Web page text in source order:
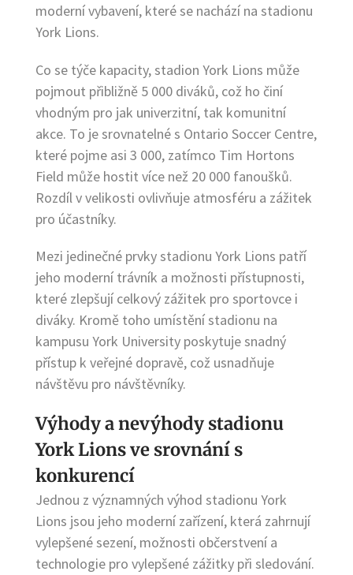
moderní vybavení, které se nachází na stadionu
York Lions.
Co se týče kapacity, stadion York Lions může
pojmout přibližně 5 000 diváků, což ho činí
vhodným pro jak univerzitní, tak komunitní
akce. To je srovnatelné s Ontario Soccer Centre,
které pojme asi 3 000, zatímco Tim Hortons
Field může hostit více než 20 000 fanoušků.
Rozdíl v velikosti ovlivňuje atmosféru a zážitek
pro účastníky.
Mezi jedinečné prvky stadionu York Lions patří
jeho moderní trávník a možnosti přístupnosti,
které zlepšují celkový zážitek pro sportovce i
diváky. Kromě toho umístění stadionu na
kampusu York University poskytuje snadný
přístup k veřejné dopravě, což usnadňuje
návštěvu pro návštěvníky.
Výhody a nevýhody stadionu
York Lions ve srovnání s
konkurencí
Jednou z významných výhod stadionu York
Lions jsou jeho moderní zařízení, která zahrnují
vylepšené sezení, možnosti občerstvení a
technologie pro vylepšené zážitky při sledování.